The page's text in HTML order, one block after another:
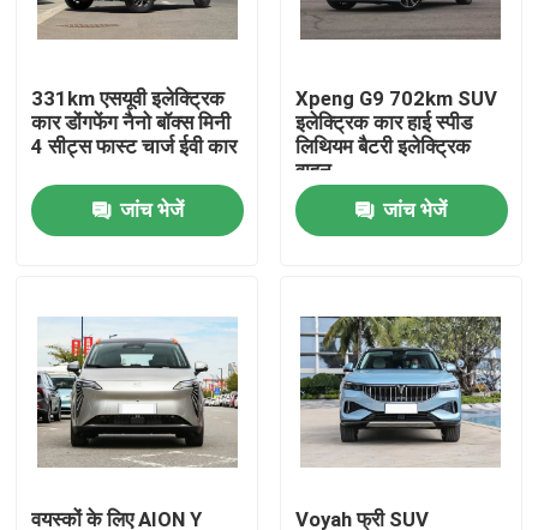
फैक्टरी यात्रा
गुणवत्ता नियंत्रण
समाचार
सभी मामलों
एक बोली का अनुरोध
331km एसयूवी इलेक्ट्रिक
कार डोंगफेंग नैनो बॉक्स मिनी
4 सीट्स फास्ट चार्ज ईवी कार
जांच भेजें
Xpeng G9 702km SUV
इलेक्ट्रिक कार हाई स्पीड
लिथियम बैटरी इलेक्ट्रिक
वाहन
जांच भेजें
वयस्कों के लिए AION Y Voyah फ्री SUV